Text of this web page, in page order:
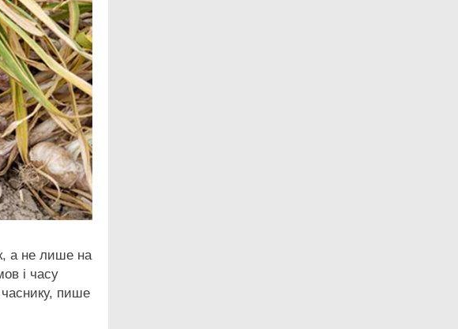
а не лише на
і часу
часнику, пише